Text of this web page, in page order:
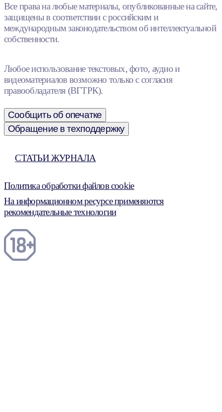
Все права на любые материалы, опубликованные на сайте,
защищены в соответствии с российским и
международным законодательством об интеллектуальной
собственности.
Любое использование текстовых, фото, аудио и
видеоматериалов возможно только с согласия
правообладателя (ВГТРК).
Сообщить об опечатке
Обращение в техподдержку
СТАТЬИ ЖУРНАЛА
Политика обработки файлов cookie
На информационном ресурсе применяются
рекомендательные технологии